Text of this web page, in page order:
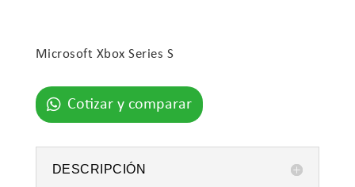
Microsoft Xbox Series S
Cotizar y comparar
DESCRIPCIÓN